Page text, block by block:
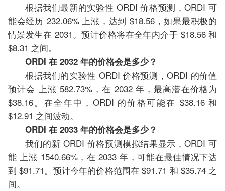
根据我们最新的实验性 ORDI 价格预测，ORDI 可
能会经历 232.06% 上涨，达到 $18.56，如果最积极的
情景发生在 2031。预计价格将在全年内介于 $18.56 和
$8.31 之间。
ORDI 在 2032 年的价格会是多少？
根据我们的实验性 ORDI 价格预测，ORDI 的价值
预计会 上涨 582.73%，在 2032 年，最高潜在价格为
$38.16。在全年中，ORDI 的价格可能在 $38.16 和
$12.91 之间波动。
ORDI 在 2033 年的价格会是多少？
我们的新 ORDI 价格预测模拟结果显示，ORDI 可
能 上涨 1540.66%，在 2033 年，可能在最佳情况下达
到 $91.71。预计今年的价格范围在 $91.71 和 $35.74 之
间。